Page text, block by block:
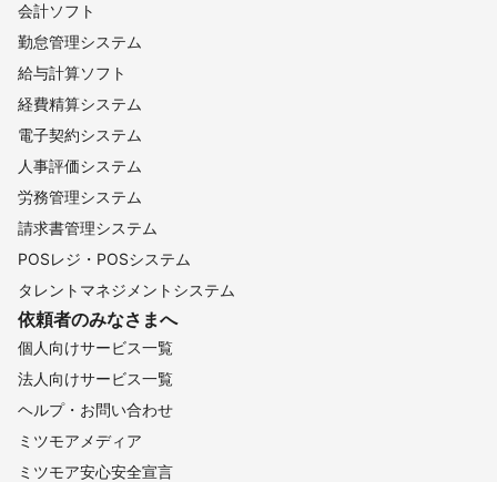
会計ソフト
勤怠管理システム
給与計算ソフト
経費精算システム
電子契約システム
人事評価システム
労務管理システム
請求書管理システム
POSレジ・POSシステム
タレントマネジメントシステム
依頼者のみなさまへ
個人向けサービス一覧
法人向けサービス一覧
ヘルプ・お問い合わせ
ミツモアメディア
ミツモア安心安全宣言